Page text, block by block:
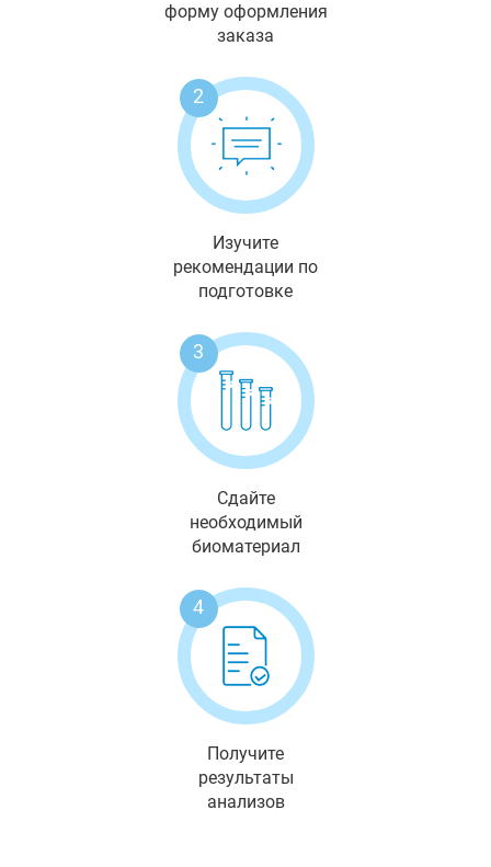
форму оформления
заказа
2
Изучите
рекомендации по
подготовке
3
Сдайте
необходимый
биоматериал
4
Получите
результаты
анализов